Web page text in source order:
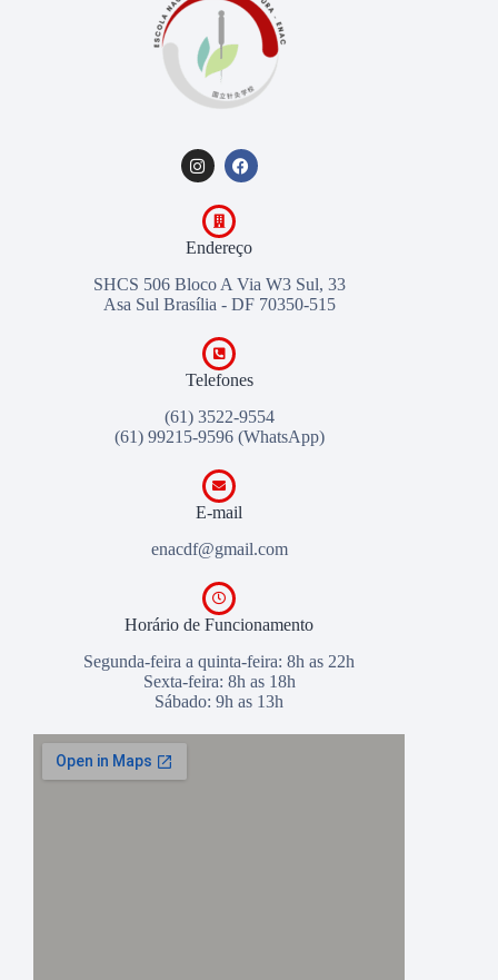
Endereço
SHCS 506 Bloco A Via W3 Sul, 33
Asa Sul Brasília - DF 70350-515
Telefones
(61) 3522-9554
(61) 99215-9596(WhatsApp)
E-mail
enacdf@gmail.com
Horário de Funcionamento
Segunda-feira a quinta-feira: 8h as 22h
Sexta-feira: 8h as 18h
Sábado: 9h as 13h